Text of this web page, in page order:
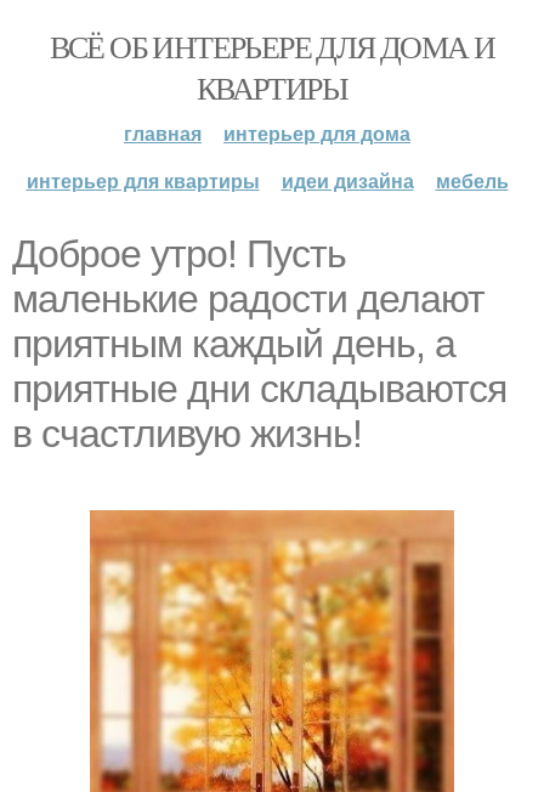
ВСЁ ОБ ИНТЕРЬЕРЕ ДЛЯ ДОМА И
КВАРТИРЫ
главная
интерьер для дома
интерьер для квартиры
идеи дизайна мебель
Доброе утро! Пусть
маленькие радости делают
приятным каждый день, а
приятные дни складываются
в счастливую жизнь!